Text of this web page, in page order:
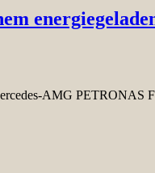
AMG PETRONAS